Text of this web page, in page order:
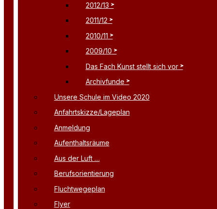
2012/13
2011/12
2010/11
2009/10
Das Fach Kunst stellt sich vor
Archivfunde
Unsere Schule im Video 2020
Anfahrtskizze/Lageplan
Anmeldung
Aufenthaltsräume
Aus der Luft …
Berufsorientierung
Fluchtwegeplan
Flyer